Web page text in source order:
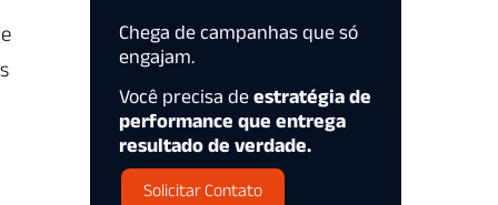
Chega de campanhas que só
engajam.
Você precisa de estratégia de
performance que entrega
resultado de verdade.
Solicitar Contato